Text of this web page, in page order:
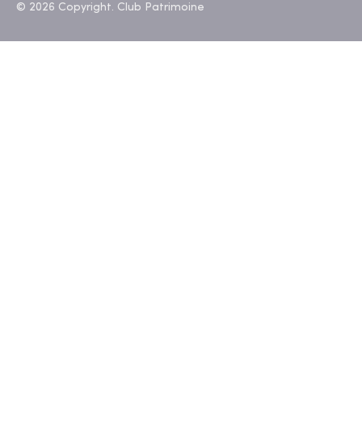
© 2026 Copyright. Club Patrimoine